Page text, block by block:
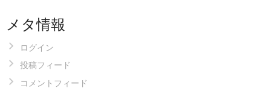
メタ情報
ログイン
投稿フィード
コメントフィード